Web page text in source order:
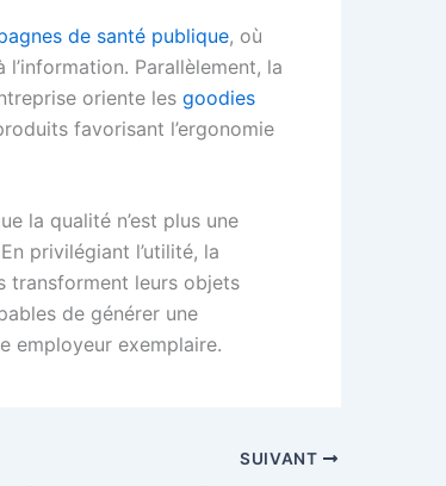
de santé publique, où
Parallèlement, la
oriente les goodies
favorisant l’ergonomie
la qualité n’est plus une
privilégiant l’utilité, la
transforment leurs objets
de générer une
employeur exemplaire.
SUIVANT